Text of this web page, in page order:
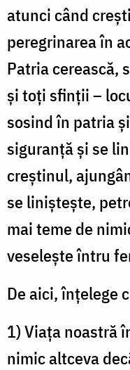
atunci când
peregrinarea în
Patria cerească,
şi toţi sfinţii –
sosind în patria
siguranţă şi se
creştinul,
se linişteşte,
mai teme de
veseleşte întru
De aici, înţelege
1) Viaţa noastră
nimic altceva